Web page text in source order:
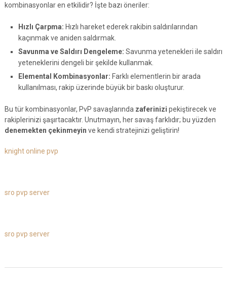
kombinasyonlar en etkilidir? İşte bazı öneriler:
Hızlı Çarpma: Hızlı hareket ederek rakibin saldırılarından
kaçınmak ve aniden saldırmak.
Savunma ve Saldırı Dengeleme: Savunma yetenekleri ile saldırı
yeteneklerini dengeli bir şekilde kullanmak.
Elemental Kombinasyonlar: Farklı elementlerin bir arada
kullanılması, rakip üzerinde büyük bir baskı oluşturur.
Bu tür kombinasyonlar, PvP savaşlarında zaferinizi pekiştirecek ve
rakiplerinizi şaşırtacaktır. Unutmayın, her savaş farklıdır; bu yüzden
denemekten çekinmeyin ve kendi stratejinizi geliştirin!
knight online pvp
sro pvp server
sro pvp server